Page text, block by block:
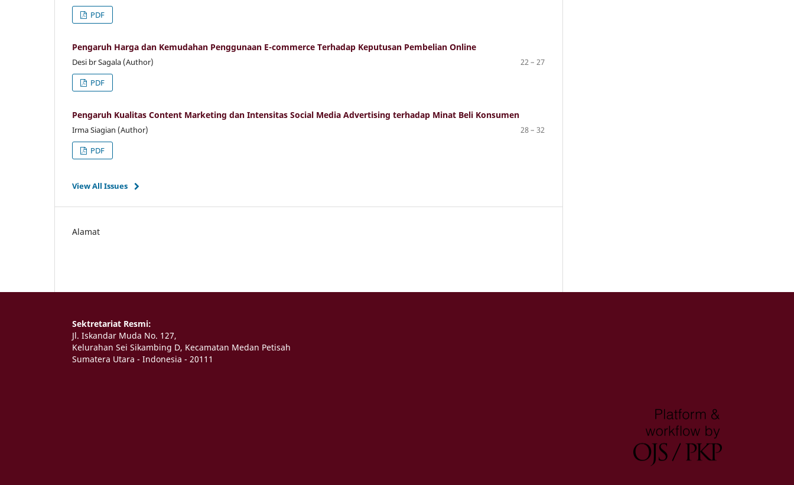
PDF
Pengaruh Harga dan Kemudahan Penggunaan E-commerce Terhadap Keputusan Pembelian Online
Desi br Sagala (Author)
22 – 27
PDF
Pengaruh Kualitas Content Marketing dan Intensitas Social Media Advertising terhadap Minat Beli Konsumen
Irma Siagian (Author)
28 – 32
PDF
View All Issues
Alamat
Sektretariat Resmi:
Jl. Iskandar Muda No. 127,
Kelurahan Sei Sikambing D, Kecamatan Medan Petisah
Sumatera Utara - Indonesia - 20111